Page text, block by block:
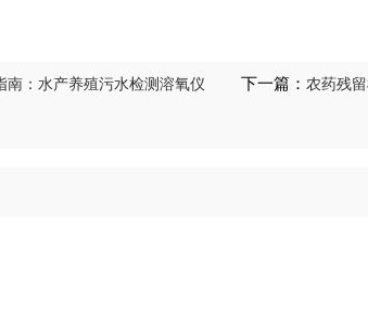
南：水产养殖污水检测溶氧仪 下一篇： 农药残